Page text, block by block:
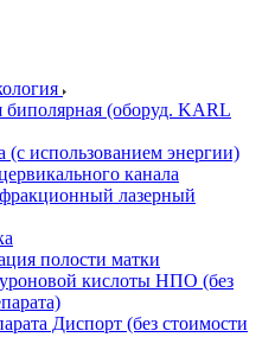
биполярная (оборуд. KARL
(с использованием энергии)
канала
лазерный
полости матки
кислоты НПО (без
Диспорт (без стоимости